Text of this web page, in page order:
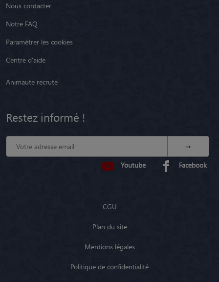
Nous contacter
Notre FAQ
Paramétrer les cookies
Centre d'aide
Animaute recrute
Restez informé !
Youtube Facebook
CGU
Plan du site
Mentions légales
Politique de confidentialité